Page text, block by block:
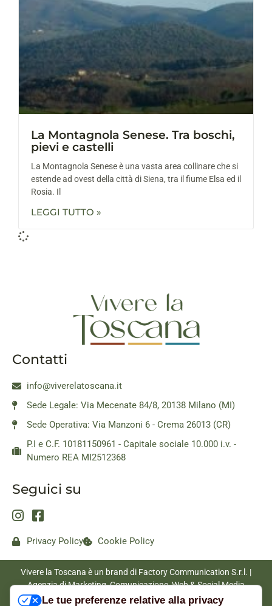
La Montagnola Senese. Tra boschi,
pievi e castelli
La Montagnola Senese è una vasta area collinare che si
estende ad ovest della città di Siena, tra il fiume Elsa ed il
Rosia. Il
LEGGI TUTTO »
Contatti
info@viverelatoscana.it
Sede Legale: Via Mecenate 84/8, 20138 Milano (MI)
Sede Operativa: Via Manzoni 6 - Crema 26013 (CR)
P.I e C.F. 10181150961 - Capitale sociale 10.000 i.v. -
Numero REA MI2512368
Seguici su
Privacy Policy Cookie Policy
Vivere la Toscana è un brand di Factory Communication S.r.l. |
Agenzia di Marketing, Comunicazione, Web & Social Media
|www.factorycommunication.it
Le tue preferenze relative alla privacy